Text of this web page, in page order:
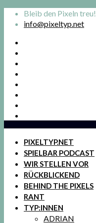
Bleib den Pixeln treu!
info@pixeltyp.net
PIXELTYP.NET
SPIELBAR PODCAST
WIR STELLEN VOR
RÜCKBLICKEND
BEHIND THE PIXELS
RANT
TYP:INNEN
ADRIAN